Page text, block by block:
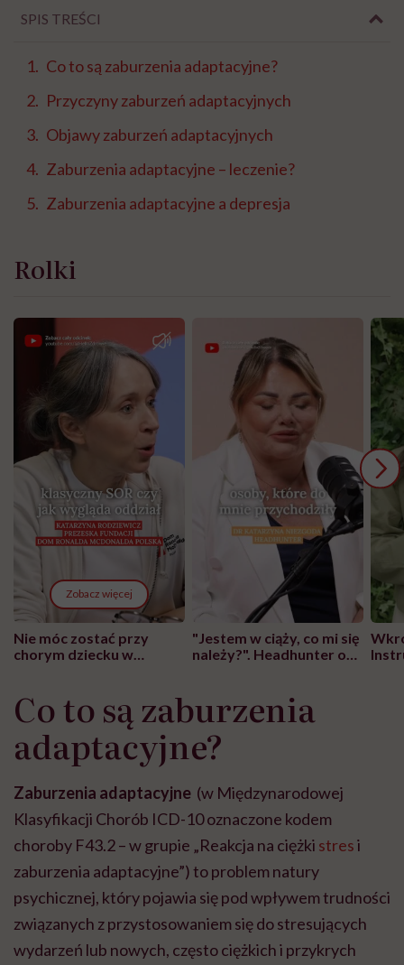
SPIS TREŚCI
Co to są zaburzenia adaptacyjne?
Przyczyny zaburzeń adaptacyjnych
Objawy zaburzeń adaptacyjnych
Zaburzenia adaptacyjne – leczenie?
Zaburzenia adaptacyjne a depresja
Rolki
Zobacz więcej
Nie móc zostać przy
chorym dziecku w
może chyba tylko
głupota i brak
wyobraźni"
"Jestem w ciąży, co mi się
należy?". Headhunter o
pracy
Co to są zaburzenia
adaptacyjne?
Zaburzenia adaptacyjne (w Międzynarodowej
Klasyfikacji Chorób ICD-10 oznaczone kodem
choroby F43.2 – w grupie „Reakcja na ciężki stresi
zaburzenia adaptacyjne”) to problem natury
psychicznej, który pojawia się pod wpływem trudności
związanych z przystosowaniem się do stresujących
wydarzeń lub nowych, często ciężkich i przykrych